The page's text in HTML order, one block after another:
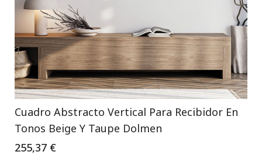
Cuadro Abstracto Vertical Para Recibidor En
Tonos Beige Y Taupe Dolmen
255,37 €